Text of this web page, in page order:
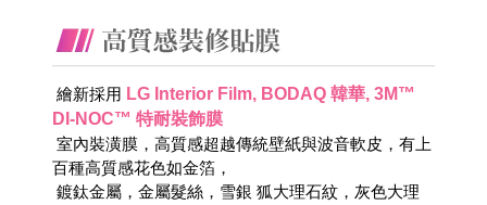
繪新採用 LG Interior Film, BODAQ 韓華, 3M™
DI-NOC™ 特耐裝飾膜
百種高質感花色如金箔，